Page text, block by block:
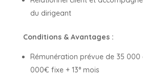
du dirigeant
Conditions & Avantages :
Rémunération prévue de 35 000
000€ fixe + 13° mois